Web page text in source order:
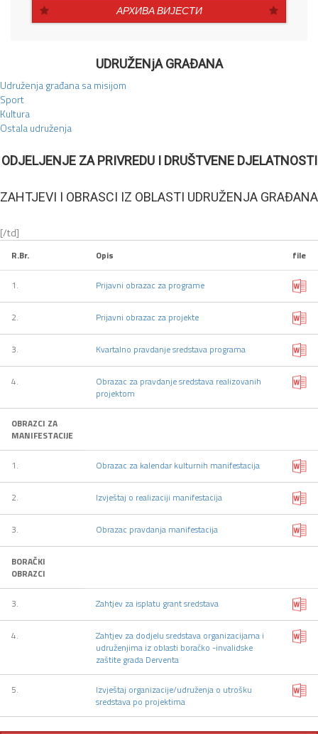
АРХИВА ВИЈЕСТИ
UDRUŽENjA GRAĐANA
Udruženja građana sa misijom
Sport
Kultura
Ostala udruženja
ODJELJENJE ZA PRIVREDU I DRUŠTVENE DJELATNOSTI
ZAHTJEVI I OBRASCI IZ OBLASTI UDRUŽENJA GRAĐANA
[/td]
R.Br. Opis file
1. Prijavni obrazac za programe
2. Prijavni obrazac za projekte
3. Kvartalno pravdanje sredstava programa
4.
Obrazac za pravdanje sredstava realizovanih
projektom
OBRAZCI ZA
MANIFESTACIJE
1. Obrazac za kalendar kulturnih manifestacija
2. Izvještaj o realizaciji manifestacija
3. Obrazac pravdanja manifestacija
BORAČKI
OBRAZCI
3. Zahtjev za isplatu grant sredstava
4.
Zahtjev za dodjelu sredstava organizacijama i
udruženjima iz oblasti boračko -invalidske
zaštite grada Derventa
5.
Izvještaj organizacije/udruženja o utrošku
sredstava po projektima